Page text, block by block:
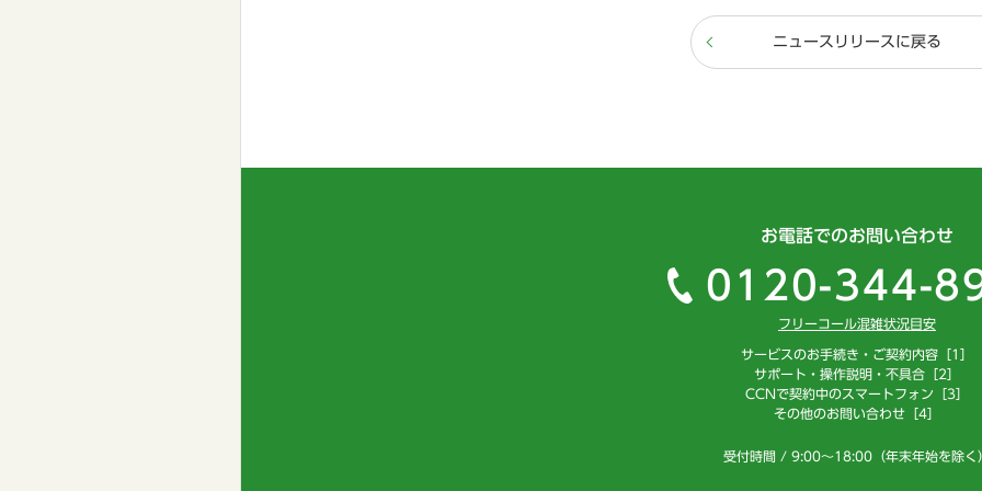
ニュースリリースに戻る
お電話でのお問い合わせ
0120-344-
フリーコール混雑状況目安
サービスのお手続き・ご契約内容［1］
サポート・操作説明・不具合［2］
CCNで契約中のスマートフォン［3］
その他のお問い合わせ［4］
受付時間 / 9:00～18:00（年末年始を除く